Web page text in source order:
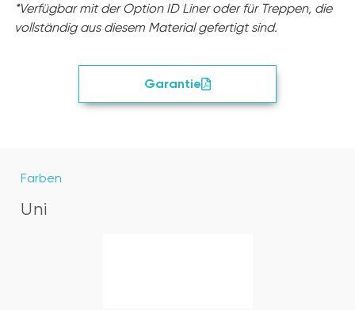
*Verfügbar mit der Option ID Liner oder für Treppen, die
vollständig aus diesem Material gefertigt sind.
Garantie
Farben
Uni